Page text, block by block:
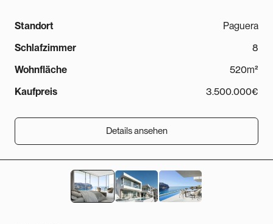
Standort
Paguera
Schlafzimmer
8
Wohnfläche
520m²
Kaufpreis
3.500.000€
Details ansehen
Details ansehen